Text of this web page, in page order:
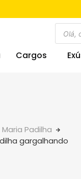
Cargos
Maria Padilha
gargalhando